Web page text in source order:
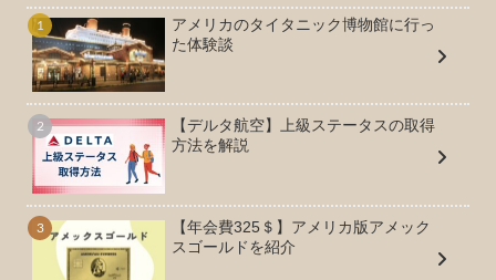
アメリカのタイタニック博物館に行っ
た体験談
【デルタ航空】上級ステータスの取得
方法を解説
【年会費325＄】アメリカ版アメック
スゴールドを紹介